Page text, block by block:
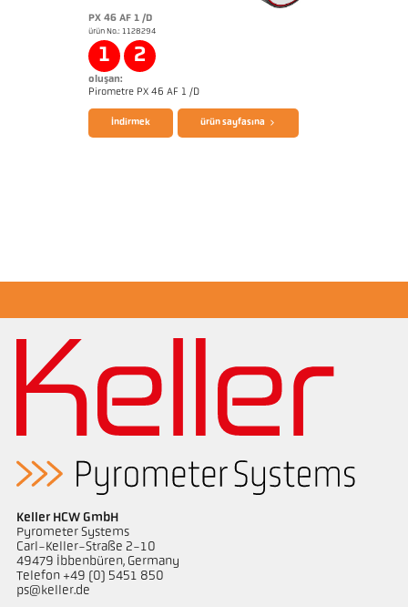
PX 46 AF 1 /D
ürün No.: 1128294
1 2
oluşan:
Pirometre PX 46 AF 1 /D
İndirmek ürün sayfasına
Keller HCW GmbH
Pyrometer Systems
Carl-Keller-Straße 2-10
49479 Ibbenbüren, Germany
Telefon +49 (0) 5451 850
ps@keller.de